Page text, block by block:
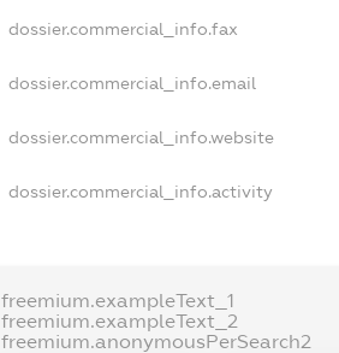
dossier.commercial_info.fax
dossier.commercial_info.email
dossier.commercial_info.website
dossier.commercial_info.activity
freemium.exampleText_1
freemium.exampleText_2
freemium.anonymousPerSearch2